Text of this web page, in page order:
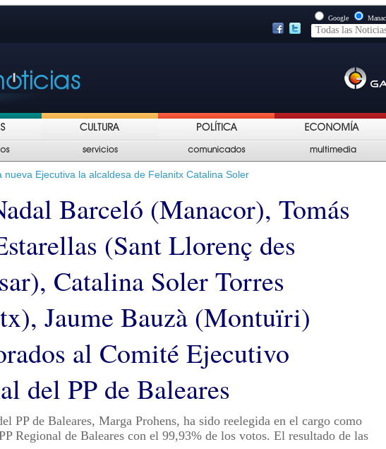
Google
nueva Ejecutiva la alcaldesa de Felanitx Catalina Soler
Barceló (Manacor), Tomás
(Sant Llorenç des
Catalina Soler Torres
Jaume Bauzà (Montuïri)
al Comité Ejecutivo
del PP de Baleares
PP de Baleares, Marga Prohens, ha sido reelegida en el cargo como
Regional de Baleares con el 99,93% de los votos. El resultado de las